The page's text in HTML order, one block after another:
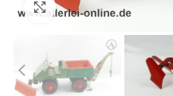
Zum Vergrößern anklicken